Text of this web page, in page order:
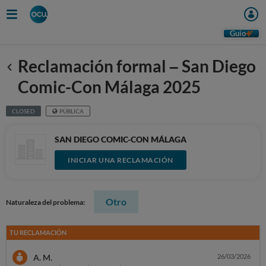
Guio
Anterior
Reclamación formal – San Diego
Comic-Con Málaga 2025
CLOSED PÚBLICA
SAN DIEGO COMIC-CON MÁLAGA
INICIAR UNA RECLAMACIÓN
Naturaleza del problema: Otro
TU RECLAMACIÓN
A. M. 26/03/2026